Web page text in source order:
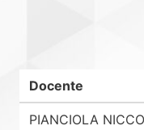
Docente
PIANCIOLA